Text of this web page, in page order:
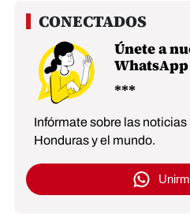
Únete a
WhatsApp
Infórmate sobre las
Honduras y el mundo.